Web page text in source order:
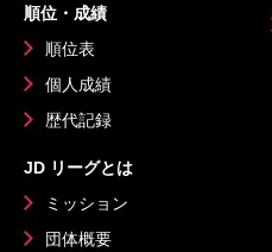
順位・成績
順位表
個人成績
歴代記録
JD リーグとは
ミッション
団体概要